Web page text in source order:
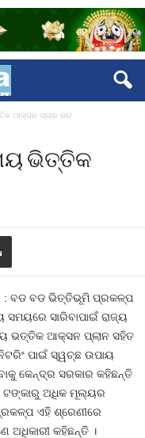
ଆକ୍ସନ ପ୍ଲାନ କର
ଭିତ୍ତିକ
: ବଡ ବଡ ଭିତ୍ତିଭୂମି ପ୍ରକଳ୍ପ
ସମୟରେ ସାରିବାପାଇଁ ରାଜ୍ୟ
ଭତ୍ତିକ ଆକ୍ସନ ପ୍ଲାନ ସହିତ
ପାଇଁ ସ୍ୱଚ୍ଛ ଉପାୟ
କେନ୍ଦ୍ର ସରକାର କହିଛନ୍ତି
ଟଙ୍କାରୁ ଅଧିକ ମୂଲ୍ୟର
ଏହି ଶ୍ରେଣୀରେ
ଅଧିକାରୀ କହିଛନ୍ତି ।